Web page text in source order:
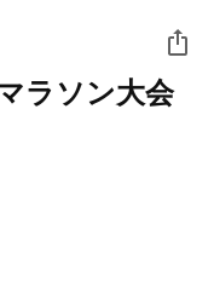
ラソン大会